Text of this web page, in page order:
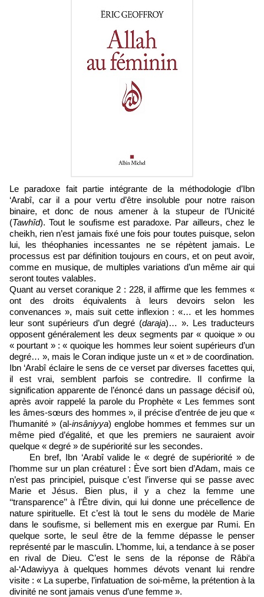
Le paradoxe fait partie intégrante de la méthodologie d’Ibn
‘Arabî, car il a pour vertu d’être insoluble pour notre raison
binaire, et donc de nous amener à la stupeur de l’Unicité
(Tawhîd). Tout le soufisme est paradoxe. Par ailleurs, chez le
cheikh, rien n’est jamais fixé une fois pour toutes puisque, selon
lui, les théophanies incessantes ne se répètent jamais. Le
processus est par définition toujours en cours, et on peut avoir,
comme en musique, de multiples variations d’un même air qui
seront toutes valables.
Quant au verset coranique 2 : 228, il affirme que les femmes «
ont des droits équivalents à leurs devoirs selon les
convenances », mais suit cette inflexion : «… et les hommes
leur sont supérieurs d’un degré (daraja)… ». Les traducteurs
opposent généralement les deux segments par « quoique » ou
« pourtant » : « quoique les hommes leur soient supérieurs d’un
degré… », mais le Coran indique juste un « et » de coordination.
Ibn ‘Arabî éclaire le sens de ce verset par diverses facettes qui,
il est vrai, semblent parfois se contredire. Il confirme la
signification apparente de l’énoncé dans un passage décisif où,
après avoir rappelé la parole du Prophète « Les femmes sont
les âmes-sœurs des hommes », il précise d’entrée de jeu que «
l’humanité » (al-insâniyya) englobe hommes et femmes sur un
même pied d’égalité, et que les premiers ne sauraient avoir
quelque « degré » de supériorité sur les secondes.
En bref, Ibn ‘Arabî valide le « degré de supériorité » de
l’homme sur un plan créaturel : Ève sort bien d’Adam, mais ce
n’est pas principiel, puisque c’est l’inverse qui se passe avec
Marie et Jésus. Bien plus, il y a chez la femme une
‘‘transparence’’ à l’Être divin, qui lui donne une précellence de
nature spirituelle. Et c’est là tout le sens du modèle de Marie
dans le soufisme, si bellement mis en exergue par Rumi. En
quelque sorte, le seul être de la femme dépasse le penser
représenté par le masculin. L’homme, lui, a tendance à se poser
en rival de Dieu. C’est le sens de la réponse de Râbi‘a
al-‘Adawiyya à quelques hommes dévots venant lui rendre
visite : « La superbe, l’infatuation de soi-même, la prétention à la
divinité ne sont jamais venus d’une femme ».